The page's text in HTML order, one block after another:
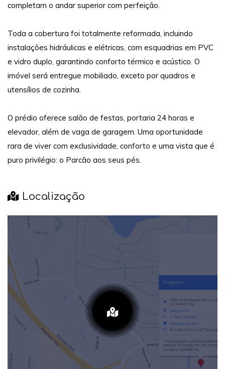
completam o andar superior com perfeição.
Toda a cobertura foi totalmente reformada, incluindo
instalações hidráulicas e elétricas, com esquadrias em PVC
e vidro duplo, garantindo conforto térmico e acústico. O
imóvel será entregue mobiliado, exceto por quadros e
utensílios de cozinha.
O prédio oferece salão de festas, portaria 24 horas e
elevador, além de vaga de garagem. Uma oportunidade
rara de viver com exclusividade, conforto e uma vista que é
puro privilégio: o Parcão aos seus pés.
Localização